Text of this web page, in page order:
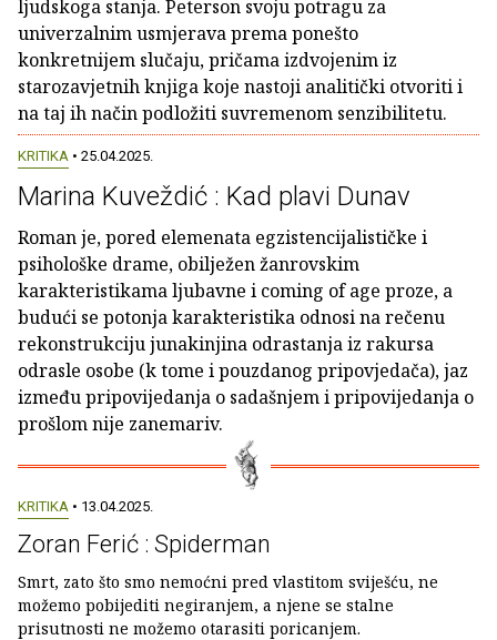
ljudskoga stanja. Peterson svoju potragu za
univerzalnim usmjerava prema ponešto
konkretnijem slučaju, pričama izdvojenim iz
starozavjetnih knjiga koje nastoji analitički otvoriti i
na taj ih način podložiti suvremenom senzibilitetu.
KRITIKA • 25.04.2025.
Marina Kuveždić : Kad plavi Dunav
Roman je, pored elemenata egzistencijalističke i
psihološke drame, obilježen žanrovskim
karakteristikama ljubavne i coming of age proze, a
budući se potonja karakteristika odnosi na rečenu
rekonstrukciju junakinjina odrastanja iz rakursa
odrasle osobe (k tome i pouzdanog pripovjedača), jaz
između pripovijedanja o sadašnjem i pripovijedanja o
prošlom nije zanemariv.
KRITIKA • 13.04.2025.
Zoran Ferić : Spiderman
Smrt, zato što smo nemoćni pred vlastitom sviješću, ne
možemo pobijediti negiranjem, a njene se stalne
prisutnosti ne možemo otarasiti poricanjem.